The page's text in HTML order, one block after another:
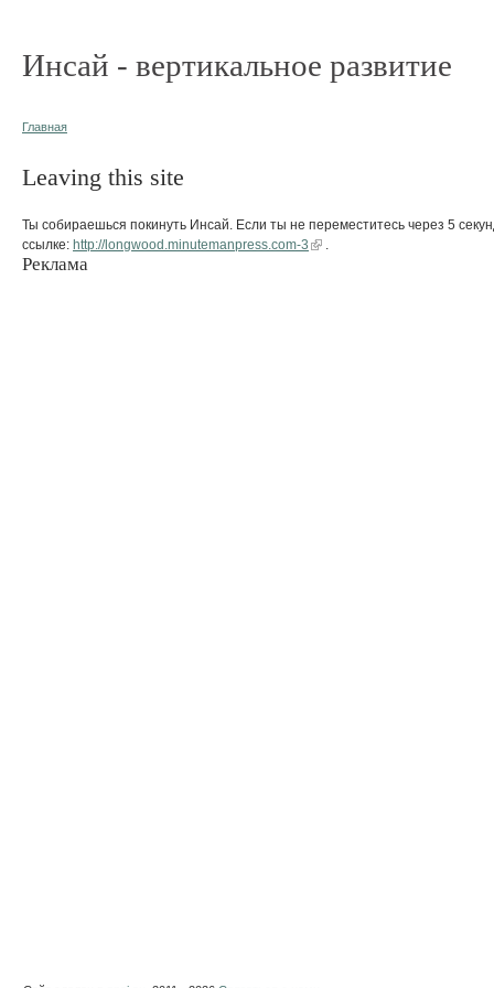
Инсай - вертикальное развитие
Главная
Leaving this site
Ты собираешься покинуть Инсай. Если ты не переместитесь через 5
ссылке: http://longwood.minutemanpress.com-3
Реклама